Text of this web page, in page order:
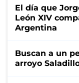
El día que
León XIV
Argentina
Buscan a un
arroyo